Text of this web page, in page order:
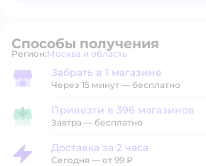
Способы получения
Регион: Выбор адреса доставки.
Москва и область
Забрать в магазине
Забрать в 1 магазине
Через 15 минут — бесплатно
Привезти в магазин
Привезти в 396 магазинов
Завтра — бесплатно
Доставка за 2 часа
Доставка за 2 часа
Сегодня — от 99 ₽